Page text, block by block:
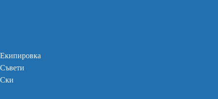
Екипировка
Съвети
Ски